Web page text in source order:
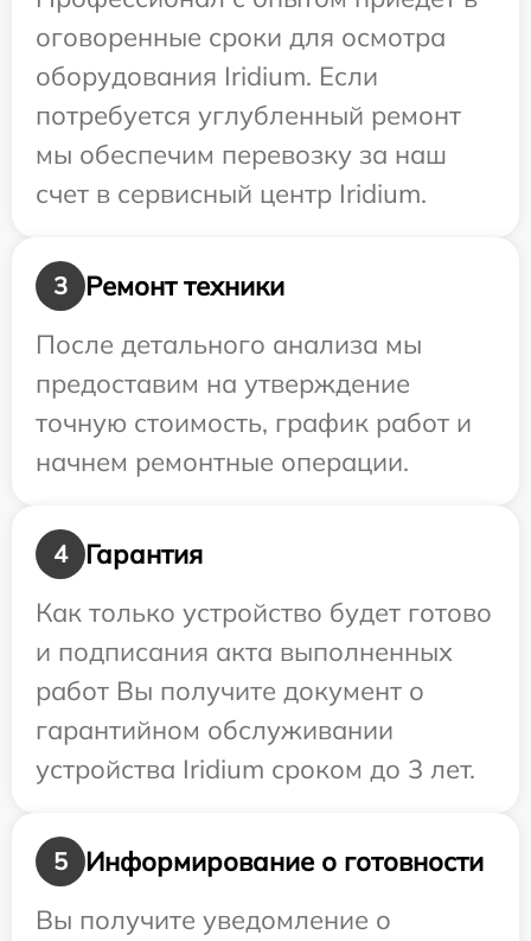
оговоренные сроки для осмотра
оборудования Iridium. Если
потребуется углубленный ремонт
мы обеспечим перевозку за наш
счет в сервисный центр Iridium.
3
Ремонт техники
После детального анализа мы
предоставим на утверждение
точную стоимость, график работ и
начнем ремонтные операции.
4
Гарантия
Как только устройство будет готово
и подписания акта выполненных
работ Вы получите документ о
гарантийном обслуживании
устройства Iridium сроком до 3 лет.
5
Информирование о готовности
Вы получите уведомление о